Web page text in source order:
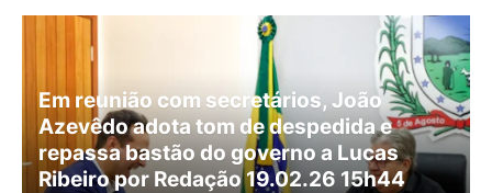
Em reunião com secretários, João
Azevêdo adota tom de despedida e
repassa bastão do governo a Lucas
Ribeiro por Redação 19.02.26 15h44